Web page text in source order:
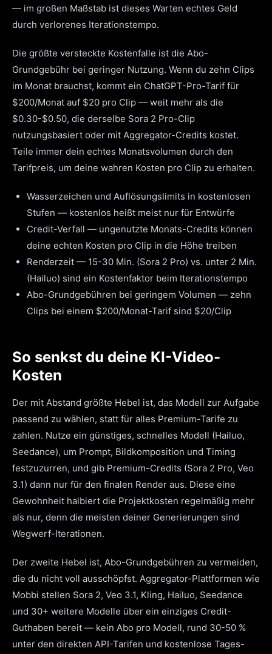
— im großen Maßstab ist dieses Warten echtes Geld
durch verlorenes Iterationstempo.
Die größte versteckte Kostenfalle ist die Abo-
Grundgebühr bei geringer Nutzung. Wenn du zehn Clips
im Monat brauchst, kommt ein ChatGPT-Pro-Tarif für
$200/Monat auf $20 pro Clip — weit mehr als die
$0.30-$0.50, die derselbe Sora 2 Pro-Clip
nutzungsbasiert oder mit Aggregator-Credits kostet.
Teile immer dein echtes Monatsvolumen durch den
Tarifpreis, um deine wahren Kosten pro Clip zu erhalten.
Wasserzeichen und Auflösungslimits in kostenlosen
Stufen — kostenlos heißt meist nur für Entwürfe
Credit-Verfall — ungenutzte Monats-Credits können
deine echten Kosten pro Clip in die Höhe treiben
Renderzeit — 15-30 Min. (Sora 2 Pro) vs. unter 2 Min.
(Hailuo) sind ein Kostenfaktor beim Iterationstempo
Abo-Grundgebühren bei geringem Volumen — zehn
Clips bei einem $200/Monat-Tarif sind $20/Clip
So senkst du deine KI-Video-
Kosten
Der mit Abstand größte Hebel ist, das Modell zur Aufgabe
passend zu wählen, statt für alles Premium-Tarife zu
zahlen. Nutze ein günstiges, schnelles Modell (Hailuo,
Seedance), um Prompt, Bildkomposition und Timing
festzuzurren, und gib Premium-Credits (Sora 2 Pro, Veo
3.1) dann nur für den finalen Render aus. Diese eine
Gewohnheit halbiert die Projektkosten regelmäßig mehr
als nur, denn die meisten deiner Generierungen sind
Wegwerf-Iterationen.
Der zweite Hebel ist, Abo-Grundgebühren zu vermeiden,
die du nicht voll ausschöpfst. Aggregator-Plattformen wie
Mobbi stellen Sora 2, Veo 3.1, Kling, Hailuo, Seedance
und 30+ weitere Modelle über ein einziges Credit-
Guthaben bereit — kein Abo pro Modell, rund 30-50 %
unter den direkten API-Tarifen und kostenlose Tages-